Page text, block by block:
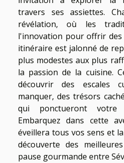
travers ses assiettes.
révélation, où les
l'innovation pour offrir des
itinéraire est jalonné de
plus modestes aux plus
la passion de la cuisine.
découvrir des escales
manquer, des trésors
qui ponctueront votre
Embarquez dans cette
éveillera tous vos sens et
découverte des
pause gourmande entre